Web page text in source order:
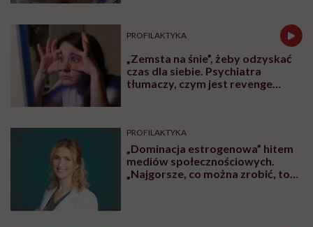
PROFILAKTYKA
„Zemsta na śnie”, żeby odzyskać
czas dla siebie. Psychiatra
tłumaczy, czym jest revenge
PROFILAKTYKA
„Dominacja estrogenowa” hitem
mediów społecznościowych.
„Najgorsze, co można zrobić, to